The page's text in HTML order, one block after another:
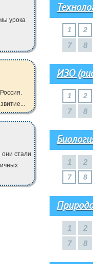
урока
они стали
1 2
7
8
ИЗО
1 2
7 8
1 2
7
8
1 2
7
8